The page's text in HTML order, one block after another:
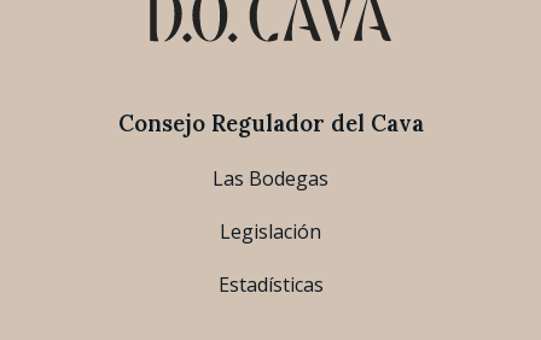
Consejo Regulador del Cava
Las Bodegas
Legislación
Estadísticas